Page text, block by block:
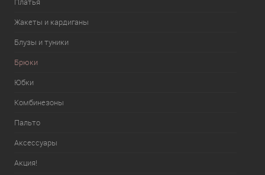
Жакеты и кардиганы
Блузы и туники
Брюки
Юбки
Комбинезоны
Пальто
Аксессуары
Акция!